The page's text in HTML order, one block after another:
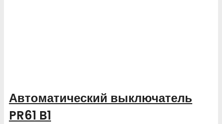
Автоматический выключатель
PR61 B1